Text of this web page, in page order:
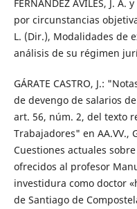
FERNÁNDEZ AVILÉS, J. A.
por circunstancias
L. (Dir.), Modalidades de
análisis de su régimen
GÁRATE CASTRO, J.:
de devengo de salarios
art. 56, núm. 2, del texto
Trabajadores" en AA.VV.,
Cuestiones actuales
ofrecidos al profesor
investidura como doctor
de Santiago de